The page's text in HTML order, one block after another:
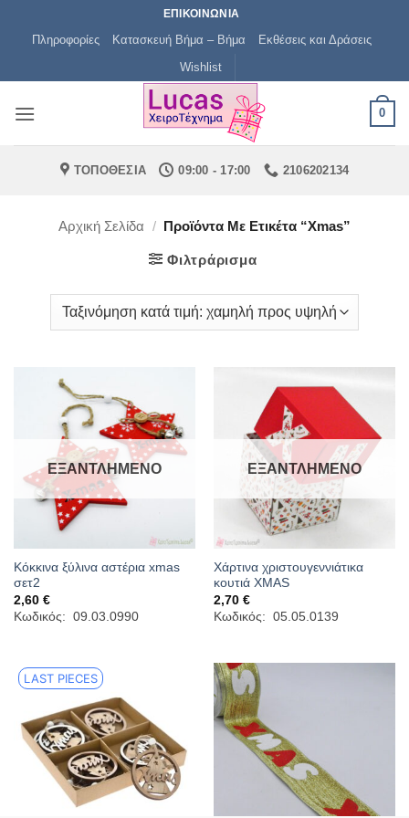
ΕΠΙΚΟΙΝΩΝΙΑ
Πληροφορίες Κατασκευή Βήμα – Βήμα
Εκθέσεις και Δράσεις
Wishlist
0
ΤΟΠΟΘΕΣΙΑ 09:00 - 17:00 2106202134
Αρχική Σελίδα / Προϊόντα Με Ετικέτα “xmas”
Φιλτράρισμα
ΕΞΑΝΤΛΗΜΈΝΟ
Κόκκινα ξύλινα αστέρια xmas
σετ2
2,60 €
Κωδικός: 09.03.0990
ΕΞΑΝΤΛΗΜΈΝΟ
Χάρτινα χριστουγεννιάτικα
κουτιά XMAS
2,70 €
Κωδικός: 05.05.0139
LAST PIECES